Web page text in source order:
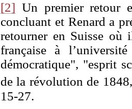
[2] Un premier retour
concluant et Renard a
retourner en Suisse où
française à
démocratique", "esprit
de la révolution de
15-27.